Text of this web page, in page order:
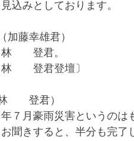
込みとしております。
加藤幸雄君）
　　登君。
林　　登君登壇〕
　　登君）
７月豪雨災害というのは
聞きすると、半分も完